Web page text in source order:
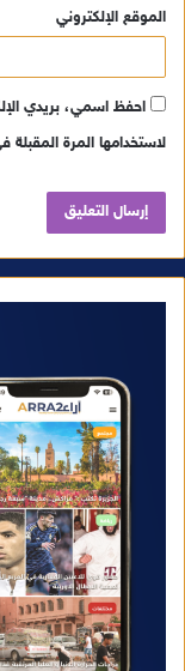
الموقع الإلكتروني
احفظ اسمي، بريدي
لاستخدامها المرة